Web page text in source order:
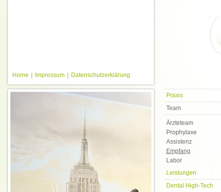
Praxis
Team
Ärzteteam
Prophylaxe
Assistenz
Empfang
Labor
Leistungen
Dental High-Tech
Home Impressum Datenschutzerklärung